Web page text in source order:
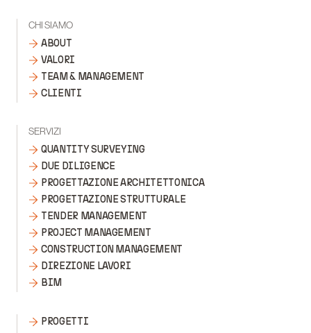
CHI SIAMO
ABOUT
VALORI
TEAM & MANAGEMENT
CLIENTI
SERVIZI
QUANTITY SURVEYING
DUE DILIGENCE
PROGETTAZIONE ARCHITETTONICA
PROGETTAZIONE STRUTTURALE
TENDER MANAGEMENT
PROJECT MANAGEMENT
CONSTRUCTION MANAGEMENT
DIREZIONE LAVORI
BIM
PROGETTI